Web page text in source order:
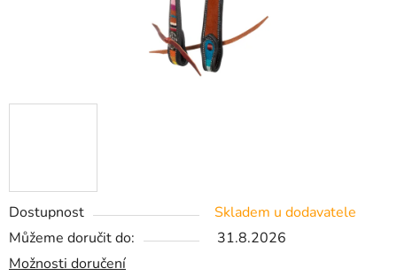
Dostupnost
Skladem u dodavatele
Můžeme doručit do:
31.8.2026
Možnosti doručení